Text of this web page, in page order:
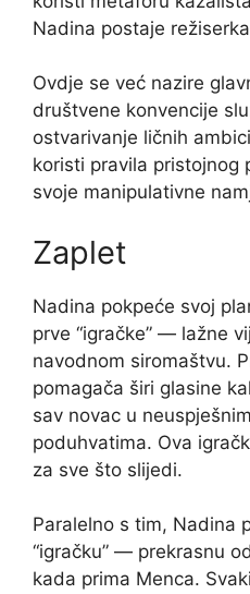
Nadina postaje
Ovdje se već nazire
društvene konvencije
ostvarivanje ličnih
koristi pravila pristojnog
svoje manipulativne
Zaplet
Nadina pokреće svoj
prve “igračke” — lažne
navodnom siromaštvu.
pomagača širi glasine
sav novac u
poduhvatima. Ova
za sve što slijedi.
Paralelno s tim, Nadina
“igračku” — prekrasnu
kada prima Menca.